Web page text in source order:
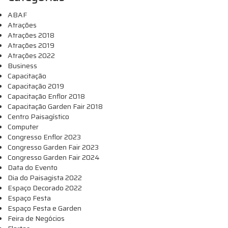
ABAF
Atrações
Atrações 2018
Atrações 2019
Atrações 2022
Business
Capacitação
Capacitação 2019
Capacitação Enflor 2018
Capacitação Garden Fair 2018
Centro Paisagístico
Computer
Congresso Enflor 2023
Congresso Garden Fair 2023
Congresso Garden Fair 2024
Data do Evento
Dia do Paisagista 2022
Espaço Decorado 2022
Espaço Festa
Espaço Festa e Garden
Feira de Negócios